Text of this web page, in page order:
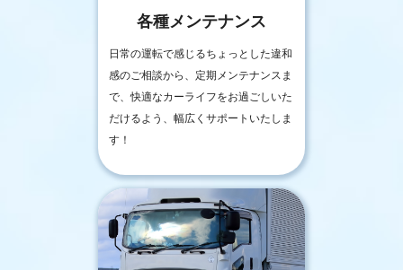
各種メンテナンス
日常の運転で感じるちょっとした違和
感のご相談から、定期メンテナンスま
で、快適なカーライフをお過ごしいた
だけるよう、幅広くサポートいたしま
す！